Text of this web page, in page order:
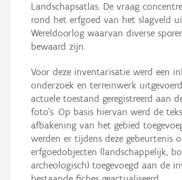
Landschapsatlas. De vraag
rond het erfgoed van het slagveld
Wereldoorlog waarvan diverse
bewaard zijn.
Voor deze inventarisatie werd een
onderzoek en terreinwerk
actuele toestand geregistreerd aan
foto’s. Op basis hiervan werd de
afbakening van het gebied
werden er tijdens deze gebeurtenis
erfgoedobjecten (landschappelijk,
archeologisch) toegevoegd aan de